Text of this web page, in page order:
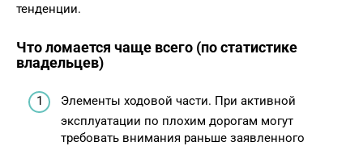
тенденции.
Что ломается чаще всего (по статистике
владельцев)
Элементы ходовой части. При активной
эксплуатации по плохим дорогам могут
требовать внимания раньше заявленного